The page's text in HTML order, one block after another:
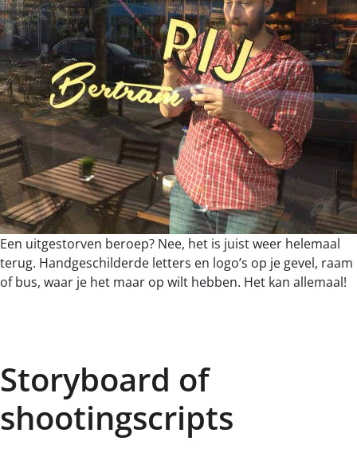
Een uitgestorven beroep? Nee, het is juist weer helemaal
terug. Handgeschilderde letters en logo’s op je gevel, raam
of bus, waar je het maar op wilt hebben. Het kan allemaal!
Storyboard of
shootingscripts